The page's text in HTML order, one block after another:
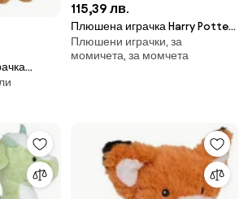
23 cm
115,39 лв.
Плюшена играчка Harry Potter
Gryffindor - SQUISHMALLOWS
Плюшени играчки, за
момичета, за момчета